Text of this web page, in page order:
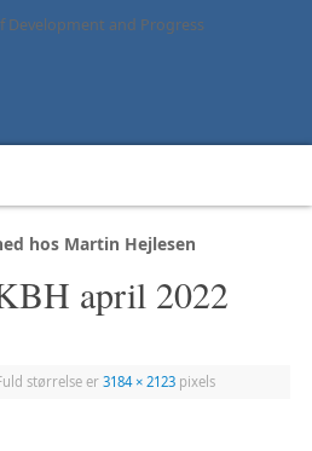
hos Martin Hejlesen
april 2022
størrelse er 3184 × 2123pixels